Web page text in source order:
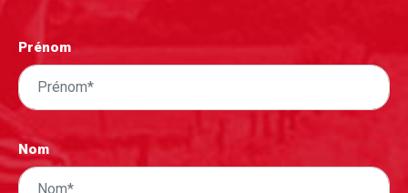
Prénom
Nom